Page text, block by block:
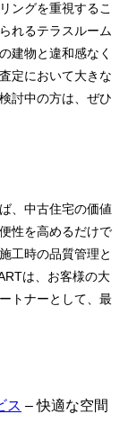
ングを重視するこ
れるテラスルーム
建物と違和感なく
定において大きな
討中の方は、ぜひ
、中古住宅の価値
性を高めるだけで
工時の品質管理と
は、お客様の大
トナーとして、最
ス – 快適な空間